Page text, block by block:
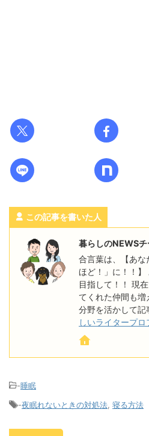
この記事を書いた人
暮らしのNEWSチ
合言葉は、【あな
ほど！」に！！】
目指して！！ 現
てくれた仲間も
分野を活かして記
しいライタープ
-睡眠
-夜眠れないときの対処法, 寝る方法